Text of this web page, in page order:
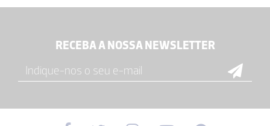
RECEBA A NOSSA NEWSLETTER